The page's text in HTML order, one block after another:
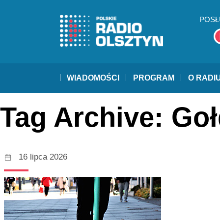
WIADOMOŚCI PROGRAM O
Tag Archive:
16 lipca 2026